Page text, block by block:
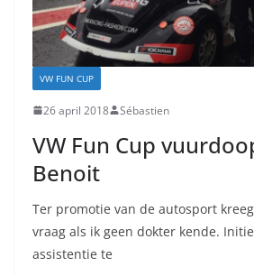
VW FUN CUP
26 april 2018 Sébastien
VW Fun Cup
Benoit
Ter promotie van de autosport
vraag als ik geen dokter kende.
assistentie te